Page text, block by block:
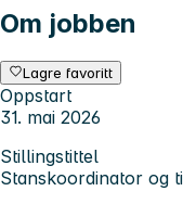
Om jobben
Lagre favoritt
Oppstart
31. mai 2026
Stillingstittel
Stanskoordinator og